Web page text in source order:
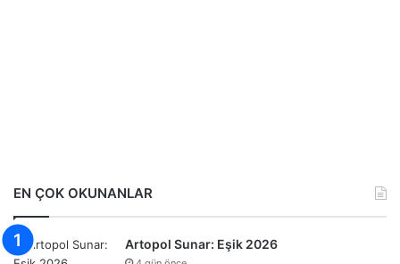
EN ÇOK OKUNANLAR
Artopol Sunar: Eşik 2026